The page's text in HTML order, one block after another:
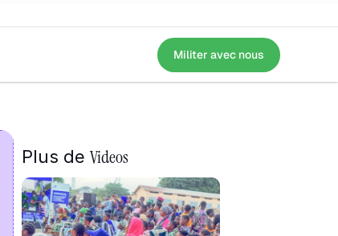
Militer avec nous
Plus de Videos